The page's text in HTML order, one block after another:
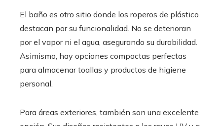
El baño es otro sitio donde los roperos de plástico
destacan por su funcionalidad. No se deterioran
por el vapor ni el agua, asegurando su durabilidad.
Asimismo, hay opciones compactas perfectas
para almacenar toallas y productos de higiene
personal.
Para áreas exteriores, también son una excelente